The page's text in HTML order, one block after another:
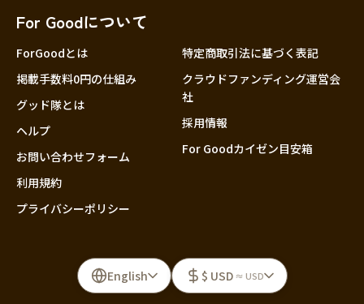
For Goodについて
ForGoodとは
掲載手数料0円の仕組み
グッド隊とは
ヘルプ
お問い合わせフォーム
利用規約
プライバシーポリシー
特定商取引法に基づく表記
クラウドファンディング運営会
社
採用情報
For Goodカイゼン目安箱
English $ USD ≈ USD